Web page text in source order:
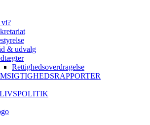
vi?
& udvalg
Rettighedsoverdragelse